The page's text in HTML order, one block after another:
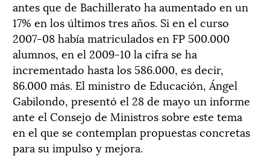
antes que de Bachillerato ha aumentado en un
17% en los últimos tres años. Si en el curso
2007-08 había matriculados en FP 500.000
alumnos, en el 2009-10 la cifra se ha
incrementado hasta los 586.000, es decir,
86.000 más. El ministro de Educación, Ángel
Gabilondo, presentó el 28 de mayo un informe
ante el Consejo de Ministros sobre este tema
en el que se contemplan propuestas concretas
para su impulso y mejora.